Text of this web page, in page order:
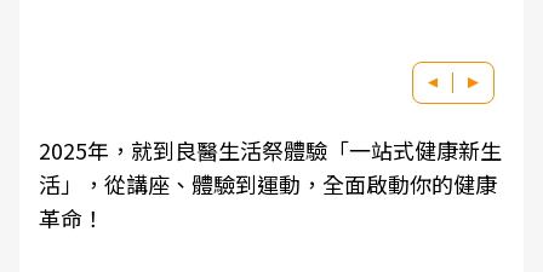
2025年，就到良醫生活祭體驗「一站式健康新生
活」，從講座、體驗到運動，全面啟動你的健康
革命！